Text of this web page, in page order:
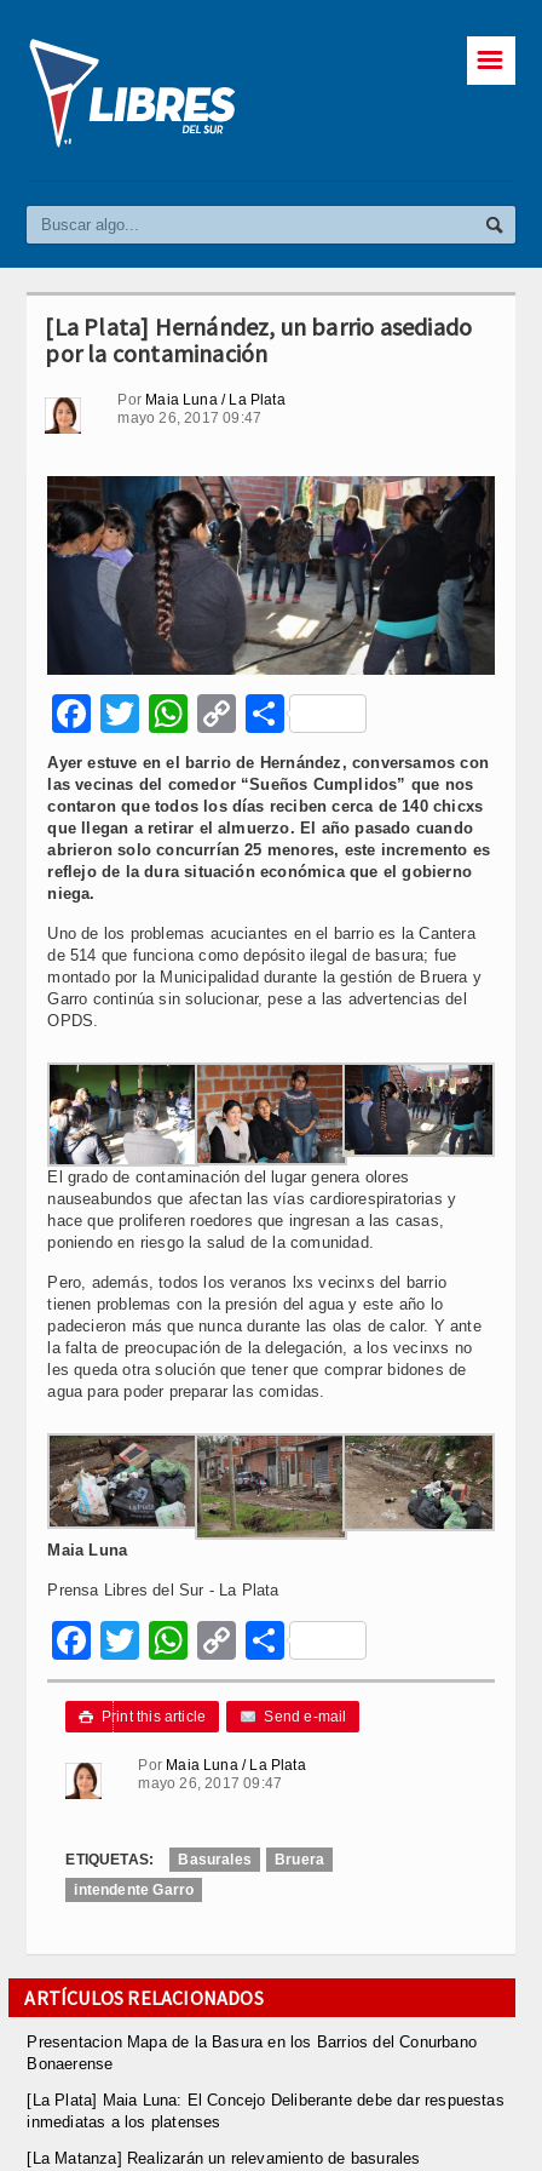
☰
[La Plata] Hernández, un barrio asediado
por la contaminación
Por Maia Luna / La Plata
mayo 26, 2017 09:47
Facebook
Twitter
WhatsApp
Copy
Link
Compartir
Ayer estuve en el barrio de Hernández, conversamos con
las vecinas del comedor “Sueños Cumplidos” que nos
contaron que todos los días reciben cerca de 140 chicxs
que llegan a retirar el almuerzo. El año pasado cuando
abrieron solo concurrían 25 menores, este incremento es
reflejo de la dura situación económica que el gobierno
niega.
Uno de los problemas acuciantes en el barrio es la Cantera
de 514 que funciona como depósito ilegal de basura; fue
montado por la Municipalidad durante la gestión de Bruera y
Garro continúa sin solucionar, pese a las advertencias del
OPDS.
El grado de contaminación del lugar genera olores
nauseabundos que afectan las vías cardiorespiratorias y
hace que proliferen roedores que ingresan a las casas,
poniendo en riesgo la salud de la comunidad.
Pero, además, todos los veranos lxs vecinxs del barrio
tienen problemas con la presión del agua y este año lo
padecieron más que nunca durante las olas de calor. Y ante
la falta de preocupación de la delegación, a los vecinxs no
les queda otra solución que tener que comprar bidones de
agua para poder preparar las comidas.
Maia Luna
Prensa Libres del Sur - La Plata
Facebook
Twitter
WhatsApp
Copy
Link
Compartir
 Print this article Send e-mail
Por Maia Luna / La Plata
mayo 26, 2017 09:47
ETIQUETAS: Basurales
Bruera
intendente Garro
ARTÍCULOS RELACIONADOS
Presentacion Mapa de la Basura en los Barrios del Conurbano
Bonaerense
[La Plata] Maia Luna: El Concejo Deliberante debe dar respuestas
inmediatas a los platenses
[La Matanza] Realizarán un relevamiento de basurales